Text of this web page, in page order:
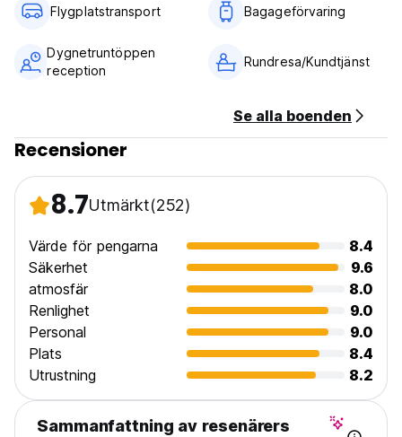
Flygplatstransport Bagageförvaring
Dygnetruntöppen
reception
Rundresa/Kundtjänst
Se alla boenden
Recensioner
8.7Utmärkt(252)
Värde för pengarna
8.4
Säkerhet
9.6
atmosfär
8.0
Renlighet
9.0
Personal
9.0
Plats
8.4
Utrustning
8.2
Sammanfattning av resenärers